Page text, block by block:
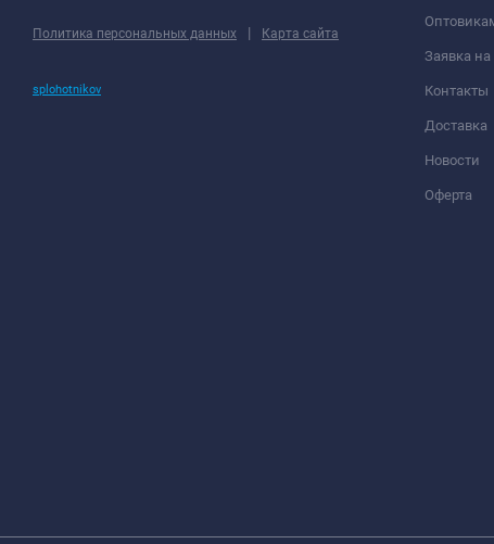
Политика персональных данных | Карта сайта
splohotnikov
Заявка на
Контакты
Доставка
Новости
Оферта